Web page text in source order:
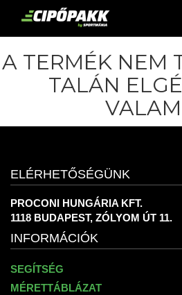
A TERMÉK NEM
TALÁN
ELÉRHETŐSÉGÜNK
PROCONI HUNGÁRIA KFT.
1118 BUDAPEST, ZÓLYOM ÚT 11.
INFORMÁCIÓK
SEGÍTSÉG
MÉRETTÁBLÁZAT